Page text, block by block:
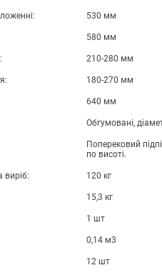
530 мм
580 мм
210-280 мм
180-270 мм
640 мм
Обгумовані,
Поперековий
по висоті.
120 кг
15,3 кг
1 шт
0,14 м3
12 шт